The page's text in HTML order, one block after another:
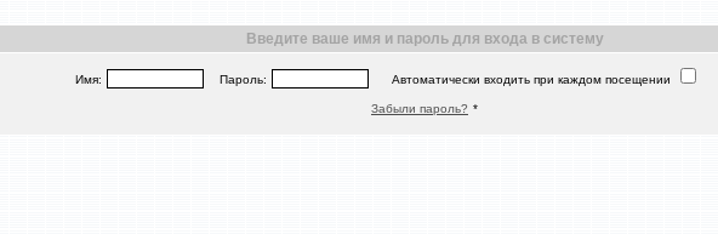
Введите ваше имя и пароль для входа в систему
Имя: Пароль: Автоматически входить при каждом посещении
Забыли пароль? *